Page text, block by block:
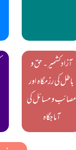
آزادکشمیر ۔ حق و
باطل کی رزمگاہ اور
مصائب و مسائل کی
آماجگاہ